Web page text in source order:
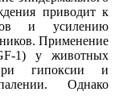
приводит к
и усилению
Применение
1) у животных
гипоксии и
Однако